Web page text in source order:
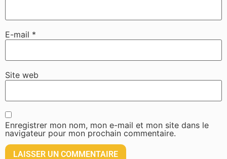
E-mail *
Site web
Enregistrer mon nom, mon e-mail et mon site dans le
navigateur pour mon prochain commentaire.